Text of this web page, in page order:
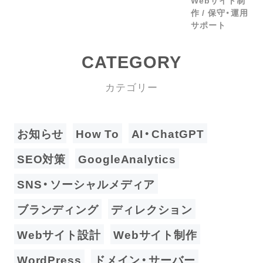
作
保守・運用
サポート
CATEGORY
カテゴリー
お知らせ How To
AI・ChatGPT
SEO対策
GoogleAnalytics
SNS・ソーシャルメディア
ブランディング
ディレクション
Webサイト設計
Webサイト制作
WordPress
ドメイン・サーバー